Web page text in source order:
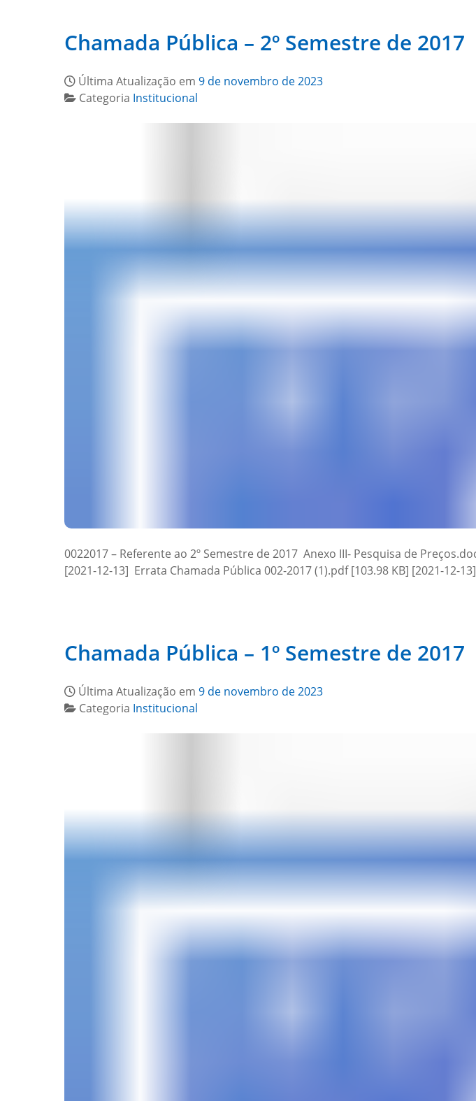
Chamada Pública – 2º Semestre de 2017
Última Atualização em 9 de novembro de 2023
Categoria Institucional
0022017 – Referente ao 2º Semestre de 2017 Anexo III- Pesquisa de
[2021-12-13] Errata Chamada Pública 002-2017 (1).pdf [103.98 KB] [2021-12-
Chamada Pública – 1º Semestre de 2017
Última Atualização em 9 de novembro de 2023
Categoria Institucional